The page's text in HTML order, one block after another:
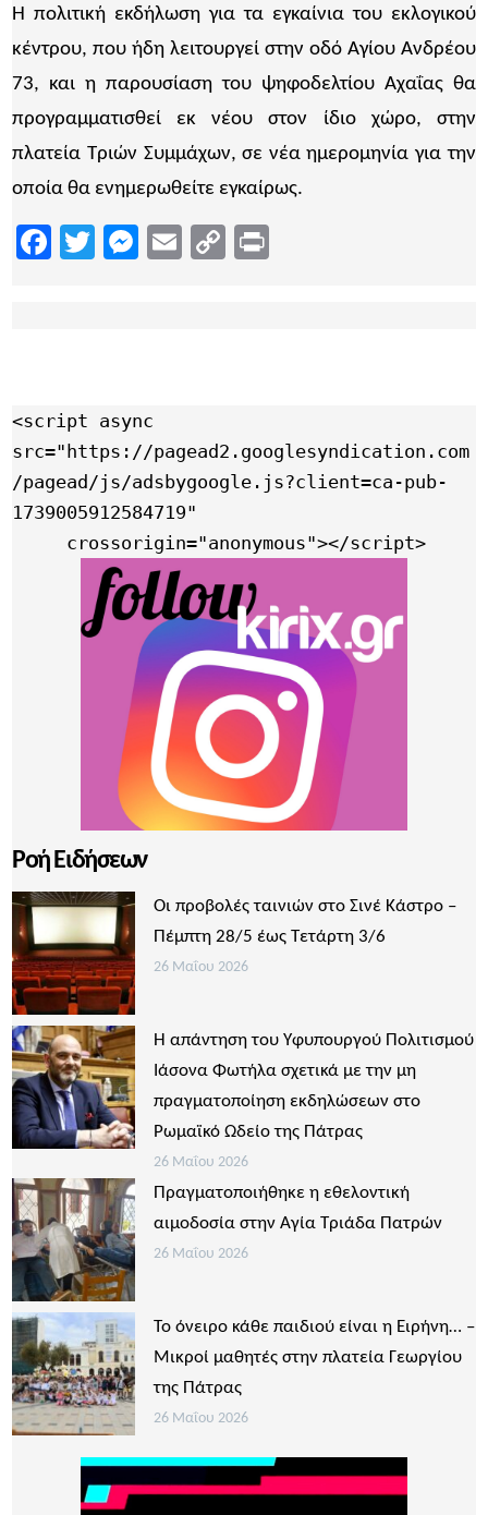
Η πολιτική εκδήλωση για τα εγκαίνια του εκλογικού
κέντρου, που ήδη λειτουργεί στην οδό Αγίου Ανδρέου
73, και η παρουσίαση του ψηφοδελτίου Αχαΐας θα
προγραμματισθεί εκ νέου στον ίδιο χώρο, στην
πλατεία Τριών Συμμάχων, σε νέα ημερομηνία για την
οποία θα ενημερωθείτε εγκαίρως.
Facebook
TwitterMessenger
EmailCopy
<script async
src="https://pagead2.googlesyndication.com
/pagead/js/adsbygoogle.js?client=ca-pub-
1739005912584719"
     crossorigin="anonymous"></script>
Ροή Ειδήσεων
Οι προβολές ταινιών στο Σινέ Κάστρο –
Πέμπτη 28/5 έως Τετάρτη 3/6
26 Μαΐου 2026
Η απάντηση του Υφυπουργού Πολιτισμού
Ιάσονα Φωτήλα σχετικά με την μη
πραγματοποίηση εκδηλώσεων στο
Ρωμαϊκό Ωδείο της Πάτρας
26 Μαΐου 2026
Πραγματοποιήθηκε η εθελοντική
αιμοδοσία στην Αγία Τριάδα Πατρών
26 Μαΐου 2026
Το όνειρο κάθε παιδιού είναι η Ειρήνη… –
Μικροί μαθητές στην πλατεία Γεωργίου
της Πάτρας
26 Μαΐου 2026